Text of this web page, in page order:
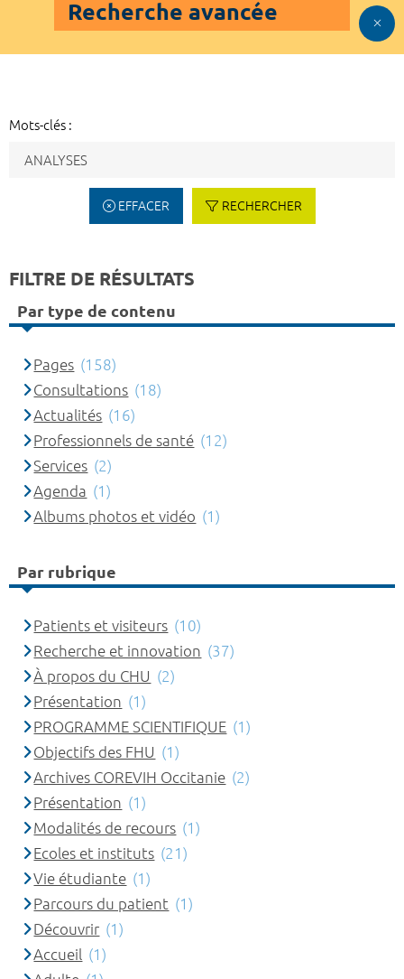
Recherche avancée
Mots-clés :
EFFACER RECHERCHER
FILTRE DE RÉSULTATS
Par type de contenu
Pages (158)
Consultations (18)
Actualités (16)
Professionnels de santé (12)
Services (2)
Agenda (1)
Albums photos et vidéo (1)
Par rubrique
Patients et visiteurs (10)
Recherche et innovation (37)
À propos du CHU (2)
Présentation (1)
PROGRAMME SCIENTIFIQUE (1)
Objectifs des FHU (1)
Archives COREVIH Occitanie (2)
Présentation (1)
Modalités de recours (1)
Ecoles et instituts (21)
Vie étudiante (1)
Parcours du patient (1)
Découvrir (1)
Accueil (1)